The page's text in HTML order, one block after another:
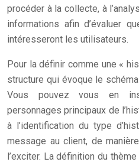
procéder à la collecte, à
informations afin d’évaluer
intéresseront les utilisateurs.
Pour la définir comme une «
structure qui évoque le
Vous pouvez vous en
personnages principaux de
à l’identification du type
message au client, de
l’exciter. La définition du